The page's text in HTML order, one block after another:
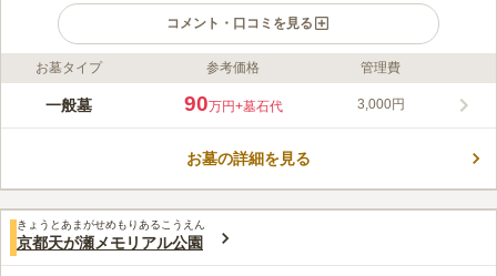
コメント・口コミを見る
ライフドット編集部のコメント
京都黄檗山華僑霊園は、京都府宇治市にある華僑の方のための霊
もしやすい環境です。霊園の敷地内は緑豊かで日当たりもよく、
い合わせください。
口コミ評価
この霊園はまだ誰からも評価されていません。
お墓タイプ 参考価格 管理費
一般墓 90万円+墓石代 3,000円
お墓の詳細を見る
きょうとあまがせめもりあるこうえん
京都天が瀬メモリアル公園